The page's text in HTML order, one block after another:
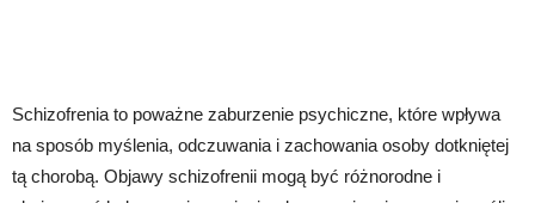
Schizofrenia to poważne zaburzenie psychiczne, które wpływa
na sposób myślenia, odczuwania i zachowania osoby dotkniętej
tą chorobą. Objawy schizofrenii mogą być różnorodne i